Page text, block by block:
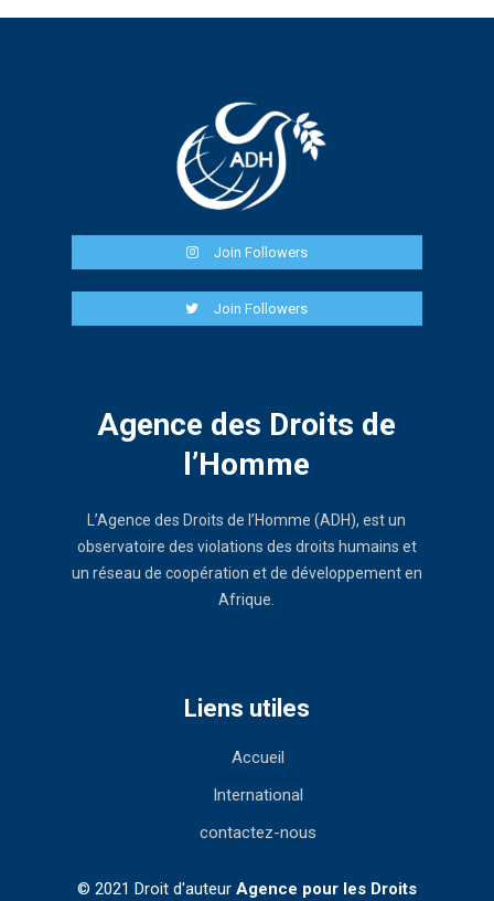
Join Followers
Join Followers
Agence des Droits de
l’Homme
L’Agence des Droits de l’Homme (ADH), est un
observatoire des violations des droits humains et
un réseau de coopération et de développement en
Afrique.
Liens utiles
Accueil
International
contactez-nous
© 2021 Droit d'auteur Agence pour les Droits